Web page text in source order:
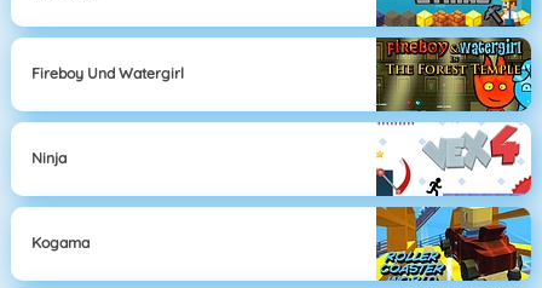
Fireboy Und Watergirl
Ninja
Kogama